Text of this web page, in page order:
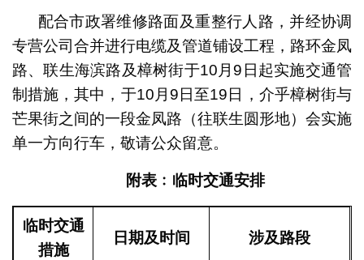
配合市政署维修路面及重整行人路，并经协调
专营公司合并进行电缆及管道铺设工程，路环金凤
路、联生海滨路及樟树街于10月9日起实施交通管
制措施，其中，于10月9日至19日，介乎樟树街与
芒果街之间的一段金凤路（往联生圆形地）会实施
单一方向行车，敬请公众留意。
附表﹕临时交通安排
临时交通
措施
日期及时间 涉及路段